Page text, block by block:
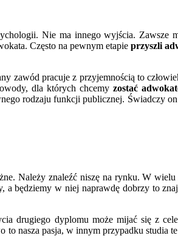
Nie ma innego wyjścia. Zawsze
Często na pewnym etapie przyszli
zawód pracuje z przyjemnością to
dla których chcemy zostać
rodzaju funkcji publicznej. Świadczy on
Należy znaleźć niszę na rynku. W
a będziemy w niej naprawdę dobrzy to
drugiego dyplomu może mijać się z
nasza pasja, w innym przypadku studia